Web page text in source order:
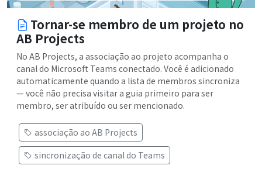
Tornar-se membro de um projeto no
AB Projects
No AB Projects, a associação ao projeto acompanha o
canal do Microsoft Teams conectado. Você é adicionado
automaticamente quando a lista de membros sincroniza
— você não precisa visitar a guia primeiro para ser
membro, ser atribuído ou ser mencionado.
associação ao AB Projects
sincronização de canal do Teams